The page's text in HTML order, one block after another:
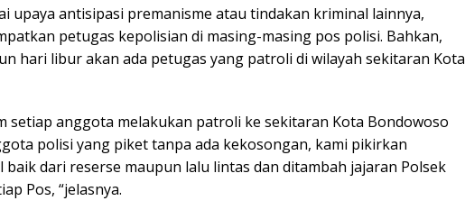
upaya antisipasi premanisme atau tindakan kriminal lainnya,
petugas kepolisian di masing-masing pos polisi. Bahkan,
hari libur akan ada petugas yang patroli di wilayah sekitaran Kota
setiap anggota melakukan patroli ke sekitaran Kota Bondowoso
polisi yang piket tanpa ada kekosongan, kami pikirkan
dari reserse maupun lalu lintas dan ditambah jajaran Polsek
Pos, “jelasnya.